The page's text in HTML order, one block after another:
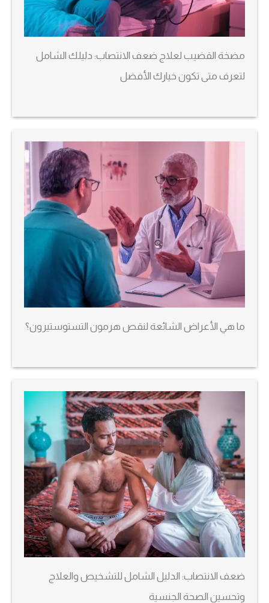
مضخة القضيب لعلاج ضعف الانتصاب: دليلك الشامل
لتعرف متى تكون خيارك الأفضل
ما هي الأعراض الشائعة لنقص هرمون التستوستيرون؟
ضعف الانتصاب: الدليل الشامل للتشخيص والعلاج
وتحسين الصحة الجنسية